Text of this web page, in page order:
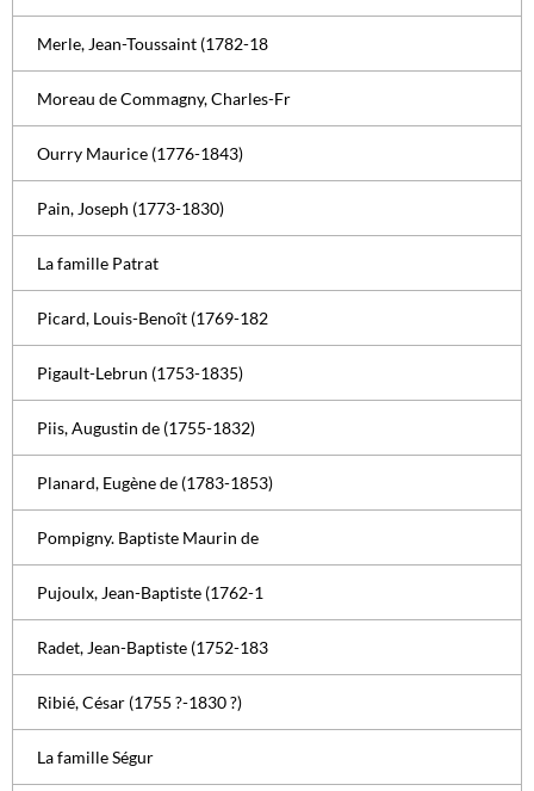
Merle, Jean-Toussaint (1782-18
Moreau de Commagny, Charles-Fr
Ourry Maurice (1776-1843)
Pain, Joseph (1773-1830)
La famille Patrat
Picard, Louis-Benoît (1769-182
Pigault-Lebrun (1753-1835)
Piis, Augustin de (1755-1832)
Planard, Eugène de (1783-1853)
Pompigny. Baptiste Maurin de
Pujoulx, Jean-Baptiste (1762-1
Radet, Jean-Baptiste (1752-183
Ribié, César (1755 ?-1830 ?)
La famille Ségur